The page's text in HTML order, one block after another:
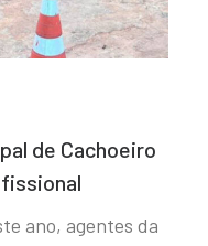
de Cachoeiro
ano, agentes da